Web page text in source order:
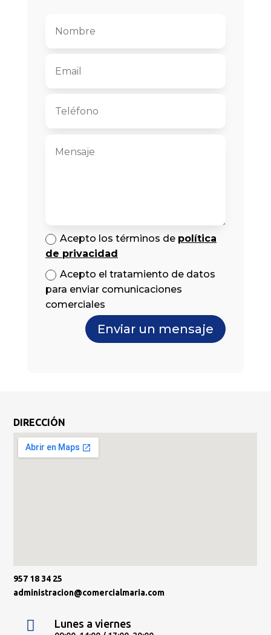
Acepto los términos de política
de privacidad
Acepto el tratamiento de datos
para enviar comunicaciones
comerciales
Enviar un mensaje
DIRECCIÓN
957 18 34 25
administracion@comercialmaria.com
 Lunes a viernes